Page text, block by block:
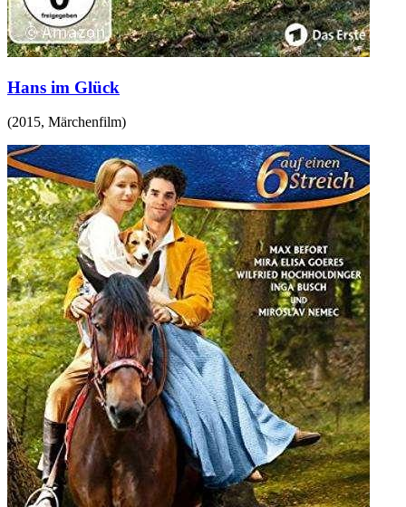
Hans im Glück
(2015, Märchenfilm)